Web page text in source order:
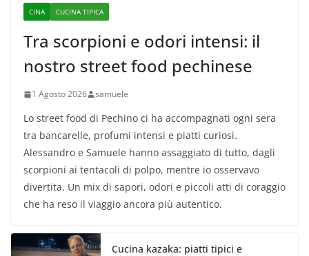
CINA CUCINA TIPICA
Tra scorpioni e odori intensi: il
nostro street food pechinese
1 Agosto 2026 samuele
Lo street food di Pechino ci ha accompagnati ogni sera
tra bancarelle, profumi intensi e piatti curiosi.
Alessandro e Samuele hanno assaggiato di tutto, dagli
scorpioni ai tentacoli di polpo, mentre io osservavo
divertita. Un mix di sapori, odori e piccoli atti di coraggio
che ha reso il viaggio ancora più autentico.
Cucina kazaka: piatti tipici e